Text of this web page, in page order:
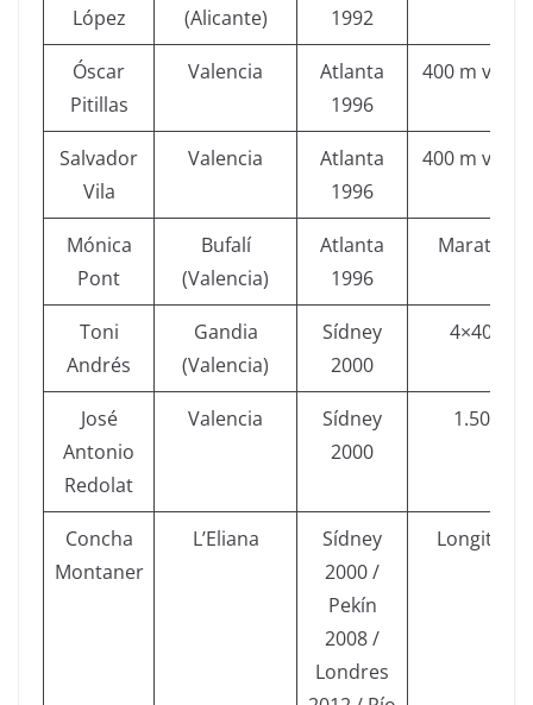
López
(Alicante)
1992
Óscar
Pitillas
Valencia
Atlanta
1996
400 m vallas
Salvador
Vila
Valencia
Atlanta
1996
400 m vallas
Mónica
Pont
Bufalí
(Valencia)
Atlanta
1996
Maratón
Toni
Andrés
Gandia
(Valencia)
Sídney
2000
4×400
José
Antonio
Redolat
Valencia
Sídney
2000
1.500
Concha
Montaner
L’Eliana
Sídney
2000 /
Pekín
2008 /
Londres
Longitud